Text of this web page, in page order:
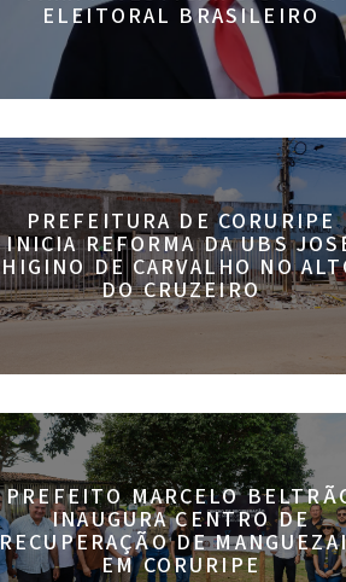
ELEITORAL BRASILEIRO
PREFEITURA DE CORURIPE
INICIA REFORMA DA UBS
HIGINO DE CARVALHO NO
DO CRUZEIRO
PREFEITO MARCELO
INAUGURA CENTRO DE
RECUPERAÇÃO DE
EM CORURIPE